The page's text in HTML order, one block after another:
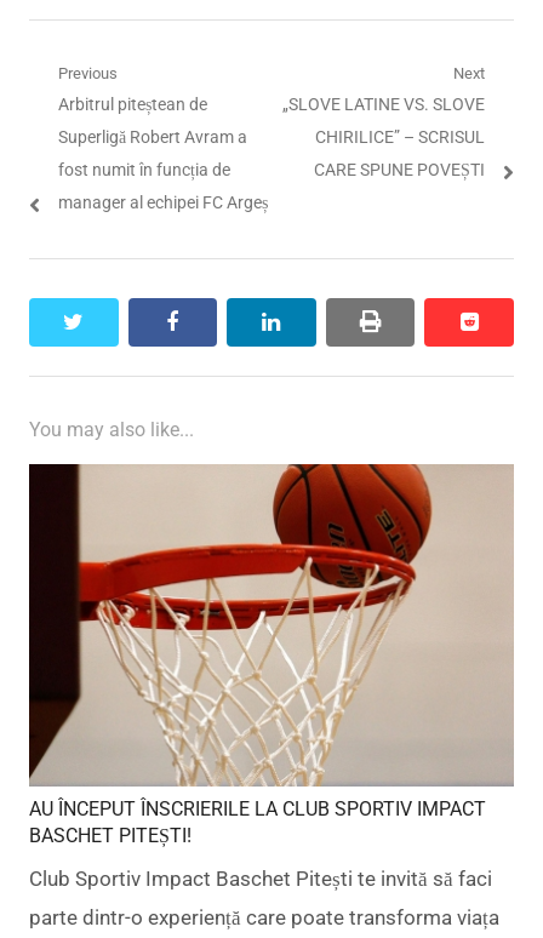
Navigare
articole
Previous
Previous
post:
Arbitrul piteștean de
Superligă Robert Avram a
fost numit în funcția de
manager al echipei FC Argeș
Next
Next
post:
„SLOVE LATINE VS. SLOVE
CHIRILICE” – SCRISUL
CARE SPUNE POVEȘTI
facebook linkedin print reddit
reddit
You may also like...
AU ÎNCEPUT ÎNSCRIERILE LA CLUB SPORTIV IMPACT
BASCHET PITEȘTI!
Club Sportiv Impact Baschet Pitești te invită să faci
parte dintr-o experiență care poate transforma viața